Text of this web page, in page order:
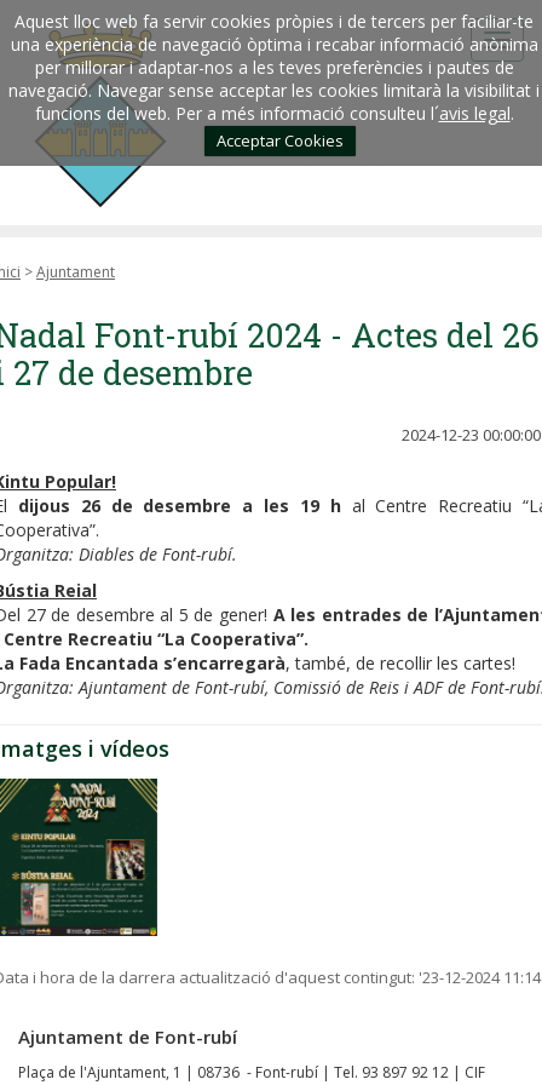
Aquest lloc web fa servir cookies pròpies i de tercers per faciliar-te
una experiència de navegació òptima i recabar informació anònima
per millorar i adaptar-nos a les teves preferències i pautes de
navegació. Navegar sense acceptar les cookies limitarà la visibilitat i
funcions del web. Per a més informació consulteu l´avis legal.
Acceptar Cookies
>Ajuntament
Font-rubí 2024 - Actes del 26
27 de desembre
2024-12-23 00:00:00
Popular!
dijous 26 de desembre a les 19 hal Centre Recreatiu
Diables de Font-rubí.
Reial
27 de desembre al 5 de gener! A les entrades de
Recreatiu “La Cooperativa”.
Fada Encantada s’encarregarà, també, de recollir les cartes!
Ajuntament de Font-rubí, Comissió de Reis i ADF de Font-
i vídeos
i hora de la darrera actualització d'aquest contingut: '23-12-2024 11:14
Ajuntament de Font-rubí
Plaça de l'Ajuntament, 1 | 08736 - Font-rubí | Tel. 93 897 92 12 | CIF